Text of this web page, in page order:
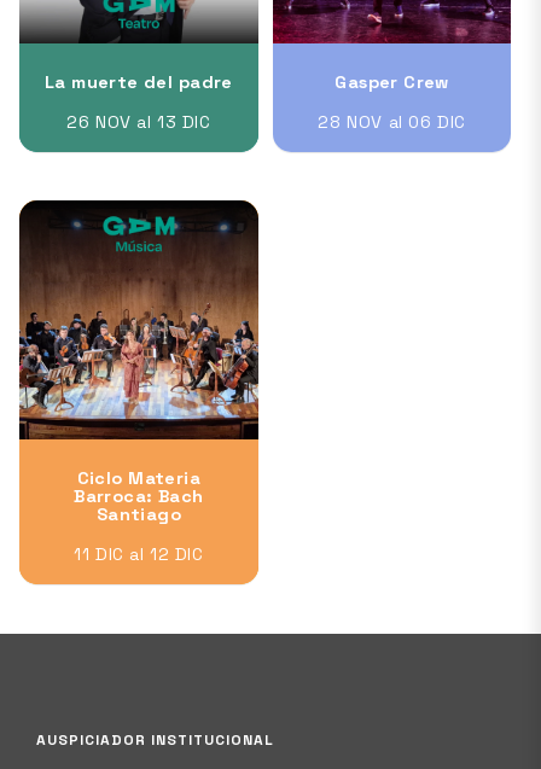
La muerte del padre
26 NOV al 13 DIC
Gasper Crew
28 NOV al 06 DIC
Ciclo Materia
Barroca: Bach
Santiago
11 DIC al 12 DIC
AUSPICIADOR INSTITUCIONAL